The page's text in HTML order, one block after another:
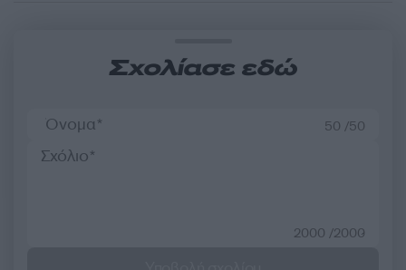
Σχολίασε εδώ
50 /50
2000 /2000